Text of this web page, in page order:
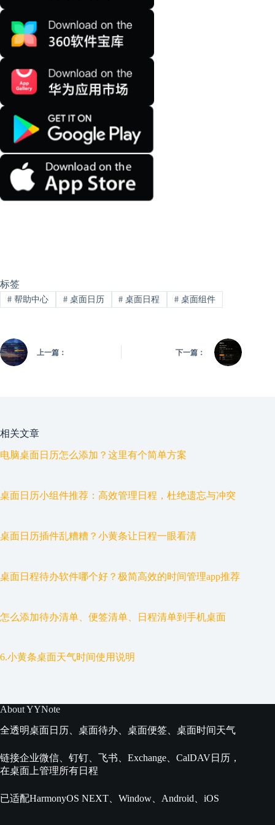
标签
#帮助中心 #桌面日历 # 桌面日程 # 桌面组件
上一篇： 下一篇：
相关文章
电脑桌面日历怎么添加？这里有个简单方案
桌面日历小组件推荐：高效管理日程，杜绝遗忘与冲突
桌面日历插件乱糟糟？小黄条让日程一眼看清
桌面日程待办软件哪个好？极简高效的时间管理app推荐
怎么添加待办清单、便签清单、日程清单到手机桌面
6.小黄条桌面天气时间使用说明
About YYNote
全透明桌面日历、桌面待办、桌面便签、桌面时间天气
链接企业微信、钉钉、飞书、Exchange、CalDAV日历，
在桌面上管理所有日程
已适配HarmonyOS NEXT、Window、Android、iOS